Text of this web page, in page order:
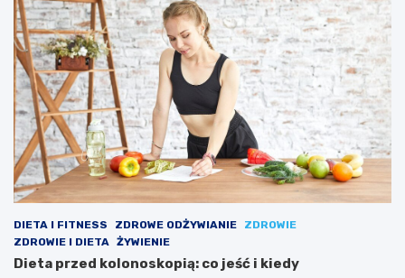
DIETA I FITNESS ZDROWE ODŻYWIANIE
ZDROWIE
ZDROWIE I DIETA ŻYWIENIE
Dieta przed kolonoskopią: co jeść i kiedy